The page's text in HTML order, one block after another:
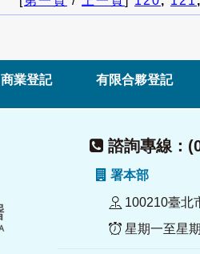
商業登記 有限合夥登記
諮詢專線：
署本部
100210臺北
星期一至星